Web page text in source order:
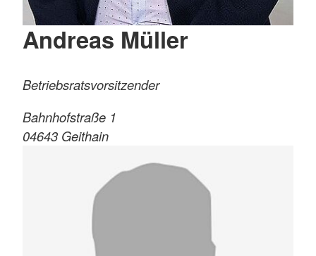
Andreas Müller
Betriebsratsvorsitzender
Bahnhofstraße 1
04643 Geithain